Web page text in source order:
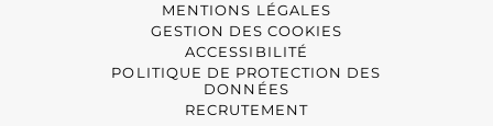
MENTIONS LÉGALES
GESTION DES COOKIES
ACCESSIBILITÉ
POLITIQUE DE PROTECTION DES
DONNÉES
RECRUTEMENT